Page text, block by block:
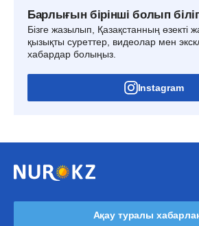
Барлығын бірінші болып
Бізге жазылып, Қазақстанның өзекті
қызықты суреттер, видеолар мен
хабардар болыңыз.
Instagram
Ақау туралы